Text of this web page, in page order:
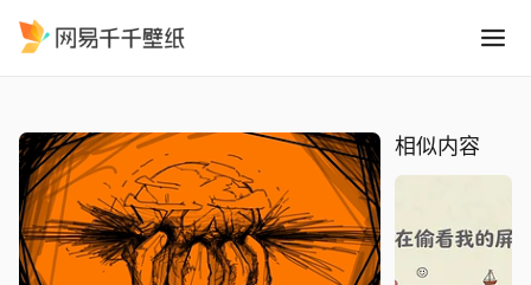
相似内容